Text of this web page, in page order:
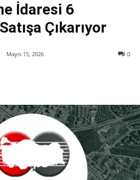
İdaresi 6
Çıkarıyor
0
Mayıs 15, 2026